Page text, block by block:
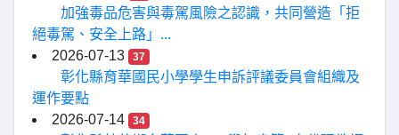
加強毒品危害與毒駕風險之認識，共同營造「拒
絕毒駕、安全上路」...
2026-07-13
37
彰化縣育華國民小學學生申訴評議委員會組織及
運作要點
2026-07-14
34